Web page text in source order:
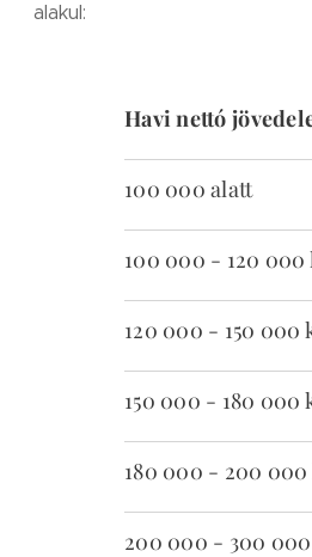
alakul:
Havi nettó
100 000 alatt
100 000 - 120 000
120 000 - 150 000
150 000 - 180 000
180 000 - 200
200 000 - 300